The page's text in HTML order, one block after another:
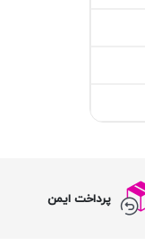
پرداخت ایمن